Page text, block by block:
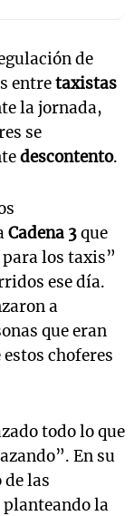
de
entretaxistas
la jornada,
se
descontento.
Cadena 3que
los taxis”
ese día.
a
que eran
choferes
todo lo que
En su
las
planteando la